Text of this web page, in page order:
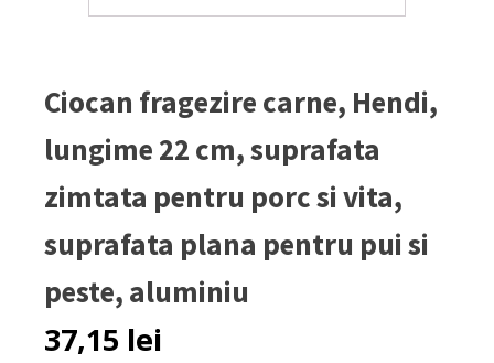
Ciocan fragezire carne, Hendi,
lungime 22 cm, suprafata
zimtata pentru porc si vita,
suprafata plana pentru pui si
peste, aluminiu
37,15 lei